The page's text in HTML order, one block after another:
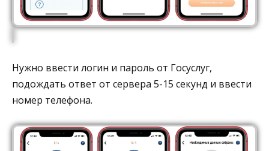
Нужно ввести логин и пароль от Госуслуг,
подождать ответ от сервера 5-15 секунд и ввести
номер телефона.